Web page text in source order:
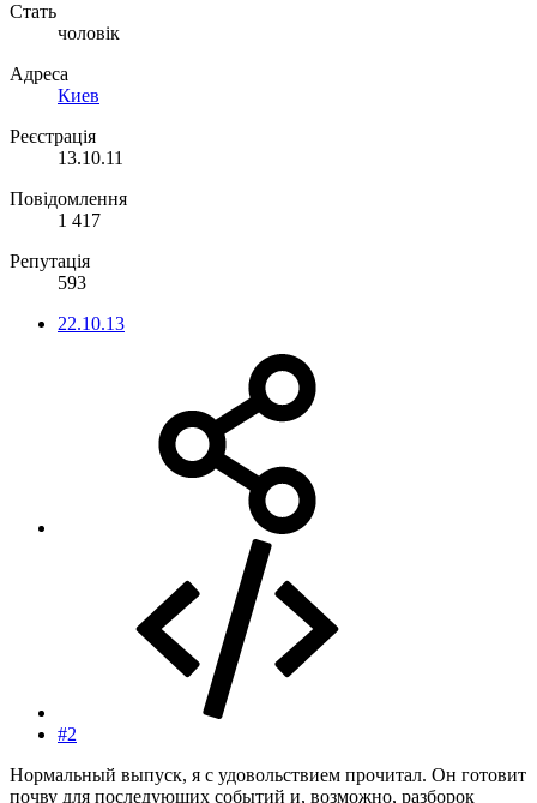
Стать
чоловік
Адреса
Киев
Реєстрація
13.10.11
Повідомлення
1 417
Репутація
593
22.10.13
#2
Нормальный выпуск, я с удовольствием прочитал. Он готовит
почву для последующих событий и, возможно, разборок